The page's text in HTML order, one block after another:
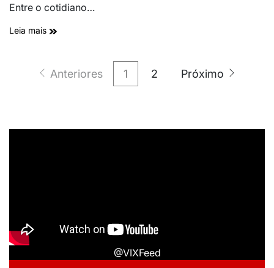
Entre o cotidiano…
Leia mais
Anteriores 1 2 Próximo
@VIXFeed